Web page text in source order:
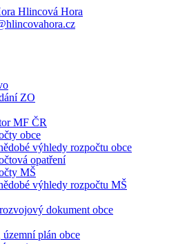
Hlincová Hora
ZO
MF ČR
obce
výhledy rozpočtu obce
opatření
MŠ
výhledy rozpočtu MŠ
dokument obce
plán obce